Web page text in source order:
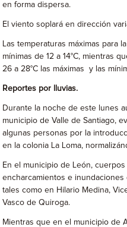
en forma dispersa.
El viento soplará en dirección
Las temperaturas máximas para
mínimas de 12 a 14°C, mientras
26 a 28°C las máximas y las
Reportes por lluvias.
Durante la noche de este lunes
municipio de Valle de Santiago,
algunas personas por la
en la colonia La Loma,
En el municipio de León,
encharcamientos e
tales como en Hilario Medina,
Vasco de Quiroga.
Mientras que en el municipio de